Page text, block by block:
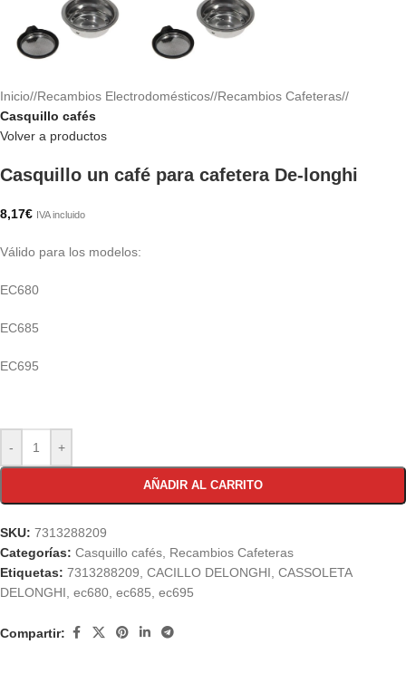
Inicio/ Recambios Electrodomésticos/ Recambios Cafeteras/
Casquillo cafés
Volver a productos
Casquillo un café para cafetera De-longhi
8,17€ IVA incluido
Válido para los modelos:
EC680
EC685
EC695
- +
AÑADIR AL CARRITO
SKU: 7313288209
Categorías: Casquillo cafés Recambios Cafeteras
Etiquetas: 7313288209 CACILLO DELONGHI CASSOLETA
DELONGHI ec680 ec685 ec695
Compartir: